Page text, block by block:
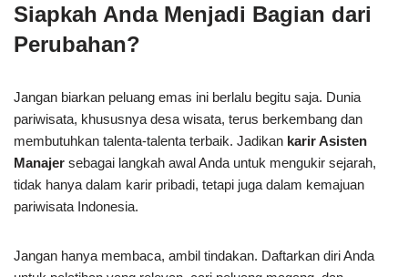
Siapkah Anda Menjadi Bagian dari
Perubahan?
Jangan biarkan peluang emas ini berlalu begitu saja. Dunia
pariwisata, khususnya desa wisata, terus berkembang dan
membutuhkan talenta-talenta terbaik. Jadikan karir Asisten
Manajer sebagai langkah awal Anda untuk mengukir sejarah,
tidak hanya dalam karir pribadi, tetapi juga dalam kemajuan
pariwisata Indonesia.
Jangan hanya membaca, ambil tindakan. Daftarkan diri Anda